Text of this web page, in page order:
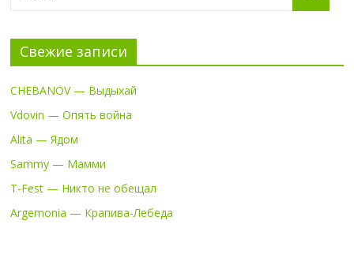
Свежие записи
CHEBANOV — Выдыхай
Vdovin — Опять война
Alita — Ядом
Sammy — Мамми
T-Fest — Никто не обещал
Argemonia — Крапива-Лебеда